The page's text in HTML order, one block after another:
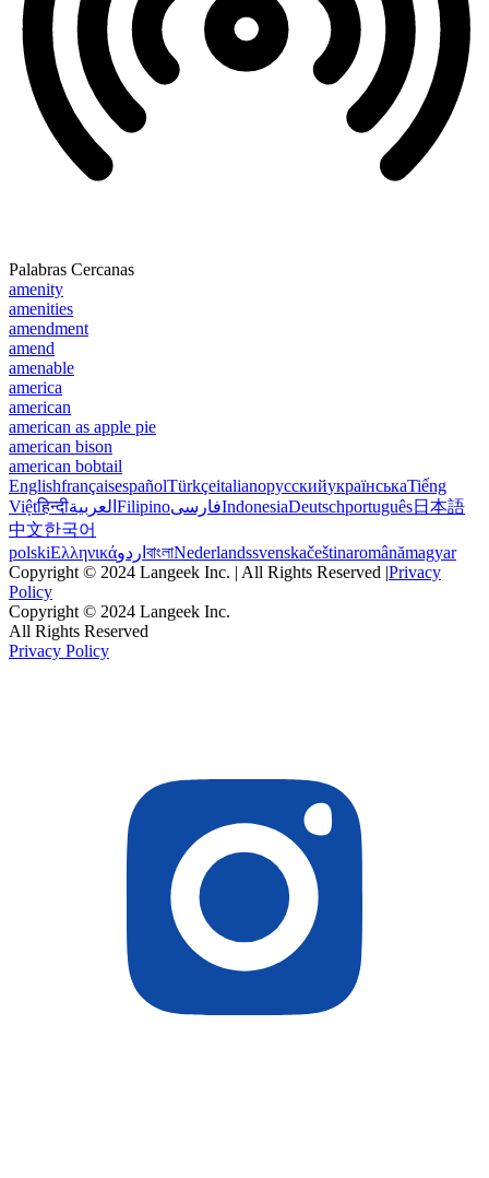
Palabras Cercanas
amenity
amenities
amendment
amend
amenable
america
american
american as apple pie
american bison
american bobtail
EnglishfrançaisespañolTürkçeitalianoрусскийукраїнськаTiếng
Việtहिन्दीالعربية FilipinoفارسیIndonesiaDeutschportuguês日本語
中文한국어
polskiΕλληνικάاردو বাংলাNederlandssvenskačeštinaromânămagyar
Copyright © 2024 Langeek Inc. | All Rights Reserved |Privacy
Policy
Copyright © 2024 Langeek Inc.
All Rights Reserved
Privacy Policy